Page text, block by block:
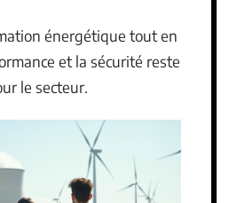
énergétique tout en
et la sécurité reste
le secteur.